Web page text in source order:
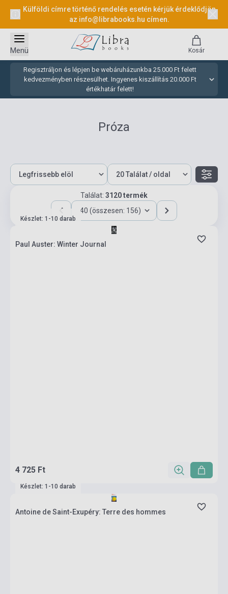
Külföldi címre történő rendelés esetén kérjük érdeklődjön
az info@librabooks.hu címen.
Regisztráljon és lépjen be webáruházunkba 25.000 Ft felett
kedvezményben részesülhet. Ingyenes kiszállítás 20.000 Ft
értékhatár felett!
Menü Kosár
Próza
Találat: 3120 termék
40 (összesen: 156)
Készlet: 1-10 darab
Paul Auster: Winter Journal
4 725 Ft
Készlet: 1-10 darab
Antoine de Saint-Exupéry: Terre des hommes